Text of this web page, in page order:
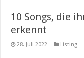
10 Songs, die
erkennt
28. Juli 2022 Listing